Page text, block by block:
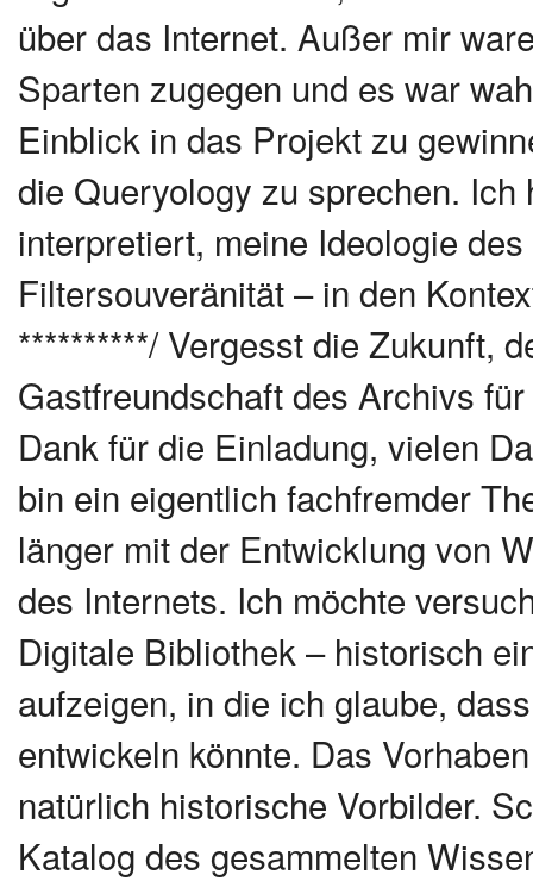
über das Internet. Außer mir
Sparten zugegen und es war
Einblick in das Projekt zu
die Queryology zu sprechen.
interpretiert, meine Ideologie
Filtersouveränität – in den
**********/ Vergesst die Zukunft,
Gastfreundschaft des Archivs
Dank für die Einladung, vielen
bin ein eigentlich fachfremder
länger mit der Entwicklung von
des Internets. Ich möchte
Digitale Bibliothek – historisch
aufzeigen, in die ich glaube,
entwickeln könnte. Das
natürlich historische Vorbilder.
Katalog des gesammelten